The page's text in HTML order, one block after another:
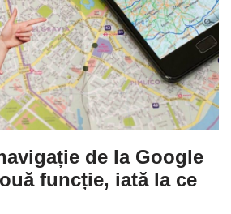
de la Google
funcție, iată la ce